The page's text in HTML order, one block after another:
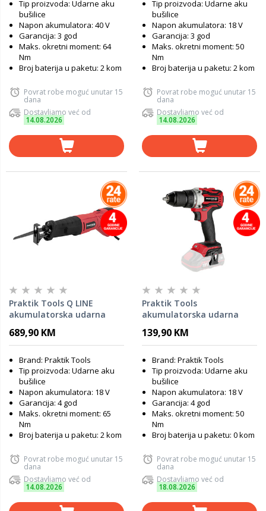
Tip proizvoda: Udarne aku
bušilice
Napon akumulatora: 40 V
Garancija: 3 god
Maks. okretni moment: 64
Nm
Broj baterija u paketu: 2 kom
Povrat robe moguć unutar 15
dana
Dostavljamo već od
14.08.2026
Tip proizvoda: Udarne aku
bušilice
Napon akumulatora: 18 V
Garancija: 3 god
Maks. okretni moment: 50
Nm
Broj baterija u paketu: 2 kom
Povrat robe moguć unutar 15
dana
Dostavljamo već od
14.08.2026
Praktik Tools Q LINE
akumulatorska udarna
Flexpower
689,90 KM
Brand: Praktik Tools
Tip proizvoda: Udarne aku
bušilice
Napon akumulatora: 18 V
Garancija: 4 god
Maks. okretni moment: 65
Nm
Broj baterija u paketu: 2 kom
Povrat robe moguć unutar 15
dana
Dostavljamo već od
14.08.2026
Praktik Tools
akumulatorska udarna
PTQ095 Brushless / SOLO
139,90 KM
Brand: Praktik Tools
Tip proizvoda: Udarne aku
bušilice
Napon akumulatora: 18 V
Garancija: 4 god
Maks. okretni moment: 50
Nm
Broj baterija u paketu: 0 kom
Povrat robe moguć unutar 15
dana
Dostavljamo već od
18.08.2026